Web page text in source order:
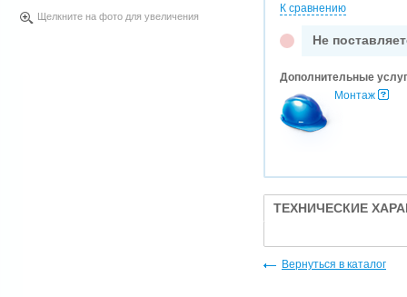
Щелкните на фото для увеличения
К сравнению
Не
Дополнительные
Монтаж
ТЕХНИЧЕСКИЕ
Вернуться в каталог